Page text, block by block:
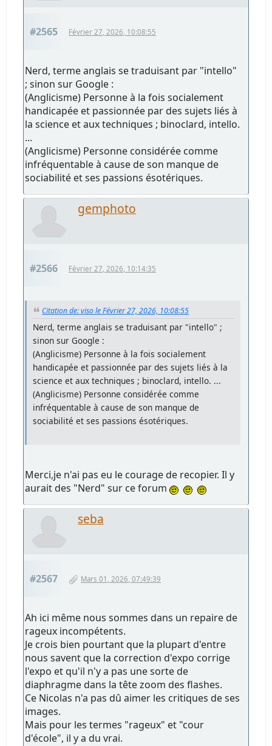
#2565 Février 27, 2026, 10:08:55
Nerd, terme anglais se traduisant par "intello"
; sinon sur Google :
(Anglicisme) Personne à la fois socialement
handicapée et passionnée par des sujets liés à
la science et aux techniques ; binoclard, intello.
...
(Anglicisme) Personne considérée comme
infréquentable à cause de son manque de
sociabilité et ses passions ésotériques.
gemphoto
#2566 Février 27, 2026, 10:14:35
Citation de: viso le Février 27, 2026, 10:08:55
Nerd, terme anglais se traduisant par "intello" ;
sinon sur Google :
(Anglicisme) Personne à la fois socialement
handicapée et passionnée par des sujets liés à la
science et aux techniques ; binoclard, intello. ...
(Anglicisme) Personne considérée comme
infréquentable à cause de son manque de
sociabilité et ses passions ésotériques.
Merci,je n'ai pas eu le courage de recopier. Il y
aurait des "Nerd" sur ce forum
seba
#2567 Mars 01, 2026, 07:49:39
Ah ici même nous sommes dans un repaire de
rageux incompétents.
Je crois bien pourtant que la plupart d'entre
nous savent que la correction d'expo corrige
l'expo et qu'il n'y a pas une sorte de
diaphragme dans la tête zoom des flashes.
Ce Nicolas n'a pas dû aimer les critiques de ses
images.
Mais pour les termes "rageux" et "cour
d'école", il y a du vrai.